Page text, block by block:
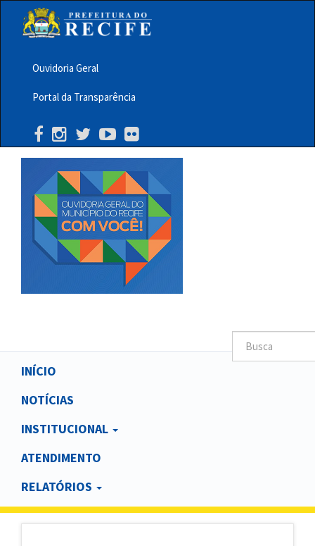
principalMenu
Barra
Topo
PCR
Ouvidoria Geral
Portal da Transparência
Main
navigation
INÍCIO
NOTÍCIAS
INSTITUCIONAL
ATENDIMENTO
RELATÓRIOS